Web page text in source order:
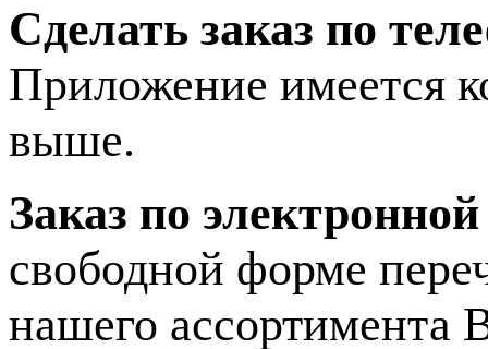
Сделать заказ по
Приложение имеется
выше.
Заказ по
свободной форме
нашего ассортимента